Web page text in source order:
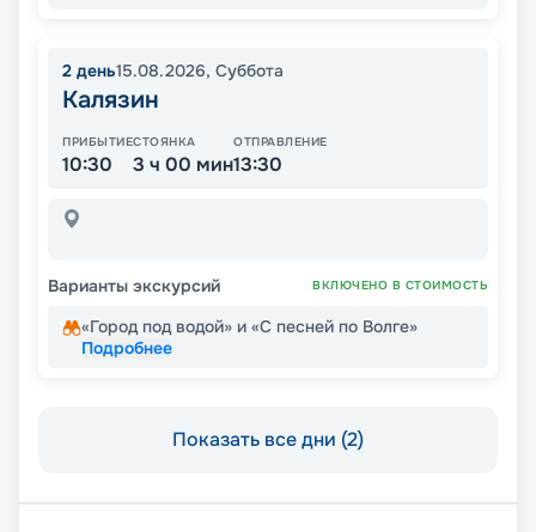
2 день15.08.2026, Суббота
Калязин
ПРИБЫТИЕ
10:30
СТОЯНКА
3 ч 00 мин
ОТПРАВЛЕНИЕ
13:30
Варианты экскурсий ВКЛЮЧЕНО В СТОИМОСТЬ
«Город под водой» и «С песней по Волге»
Подробнее
Показать все дни (2)